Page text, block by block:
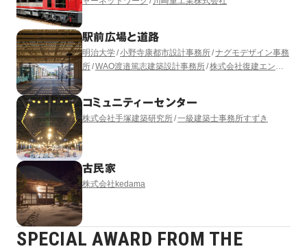
駅前広場と道路
明治大学 小野寺康都市設計事務所 ナグモデザイン事務
所 WAO渡邉篤志建築設計事務所 株式会社復建エンジ
コミュニティーセンター
株式会社手塚建築研究所 一級建築士事務所すずき
古民家
株式会社kedama
SPECIAL AWARD FROM THE